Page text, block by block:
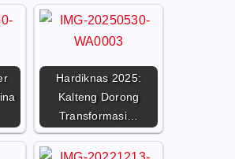
Hardiknas 2025:
Kalteng Dorong
Transformasi…